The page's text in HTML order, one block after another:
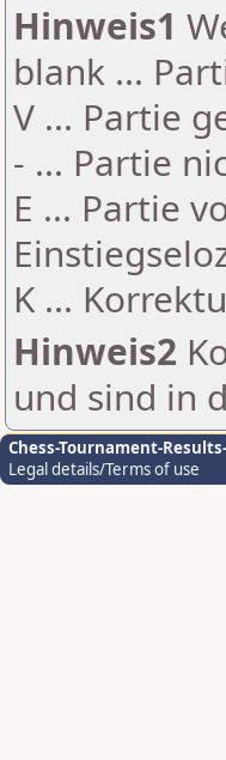
Hinweis1
blank ...
V ... Partie
- ... Partie
E ... Partie
K ...
Hinweis2
und sind in
Chess-Tournament-
Legal details/Terms of use